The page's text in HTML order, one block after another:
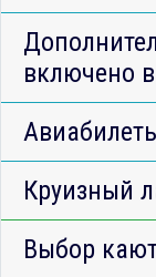
включено
Круизный
Выбор